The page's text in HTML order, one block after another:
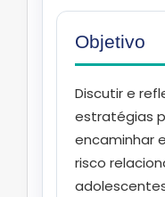
Objetivo
Discutir e
estratégias
encaminhar
risco